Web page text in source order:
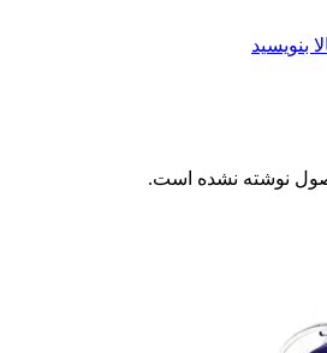
بنویسید
نوشته نشده است.